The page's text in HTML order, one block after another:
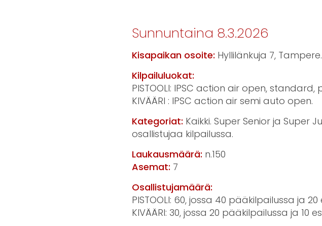
Sunnuntaina 8.3.2026
Kisapaikan osoite: Hyllilänkuja 7, Tampere.
Kilpailuluokat:
PISTOOLI: IPSC action air open,
KIVÄÄRI : IPSC action air semi auto open.
Kategoriat: Kaikki. Super Senior ja Super
osallistujaa kilpailussa.
Laukausmäärä: n.150
Asemat: 7
Osallistujamäärä:
PISTOOLI: 60, jossa 40 pääkilpailussa ja
KIVÄÄRI: 30, jossa 20 pääkilpailussa ja 10